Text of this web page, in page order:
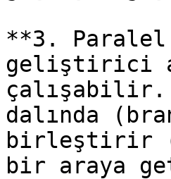
**3.
geliştirici
dalında
birleştirir
bir araya